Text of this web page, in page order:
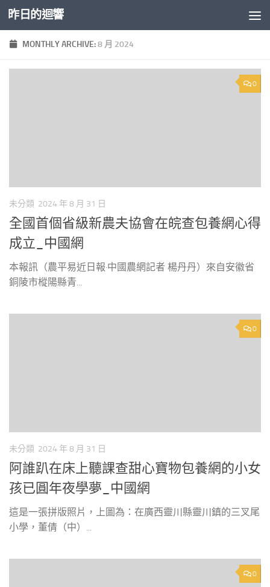
Skip to content
昨日的迴響
MONTHLY ARCHIVE:8 月 2024
0
未分類 2024 年 8 月 31 日
全國首個省級新農夫協會在皖查包養網心得
成立_中國網
本報訊（農平易近日報·中國農網記者 楊丹丹）來自安徽省
銅陵市樅陽縣青...
0
未分類 2024 年 8 月 31 日
阿誰趴在床上聽課查甜心寶物包養網的小女
孩已圓年夜學夢_中國網
這是一張拼版照片，上圖為：在廣西靈川縣靈川鎮的三叉尾
小學，董倩（中）...
0